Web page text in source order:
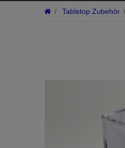
Tabletop Zubehör